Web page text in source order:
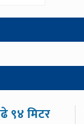
९४ मिटर